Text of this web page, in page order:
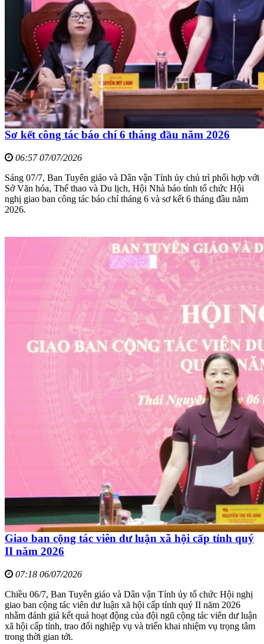
Sơ kết công tác báo chí 6 tháng đầu năm 2026
06:57 07/07/2026
Sáng 07/7, Ban Tuyên giáo và Dân vận Tỉnh ủy chủ trì phối hợp với
Sở Văn hóa, Thể thao và Du lịch, Hội Nhà báo tỉnh tổ chức Hội
nghị giao ban công tác báo chí tháng 6 và sơ kết 6 tháng đầu năm
2026.
Giao ban cộng tác viên dư luận xã hội cấp tỉnh quý
II năm 2026
07:18 06/07/2026
Chiều 06/7, Ban Tuyên giáo và Dân vận Tỉnh ủy tổ chức Hội nghị
giao ban cộng tác viên dư luận xã hội cấp tỉnh quý II năm 2026
nhằm đánh giá kết quả hoạt động của đội ngũ cộng tác viên dư luận
xã hội cấp tỉnh, trao đổi nghiệp vụ và triển khai nhiệm vụ trọng tâm
trong thời gian tới.